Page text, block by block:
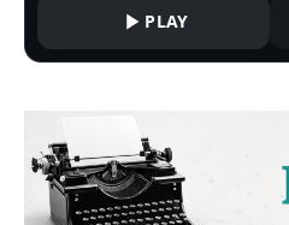
PLAY